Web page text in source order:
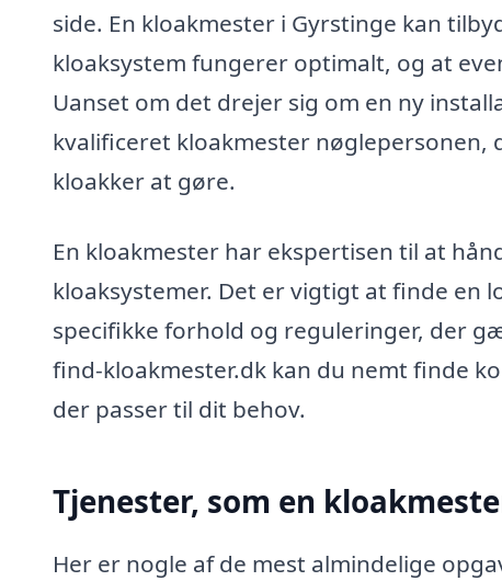
side. En kloakmester i Gyrstinge kan
kloaksystem fungerer optimalt, og at
Uanset om det drejer sig om en ny
kvalificeret kloakmester
kloakker at gøre.
En kloakmester har ekspertisen til at
kloaksystemer. Det er vigtigt at finde en
specifikke forhold og reguleringer, der
find-kloakmester.dk kan du nemt finde
der passer til dit behov.
Tjenester, som en
Her er nogle af de mest almindelige